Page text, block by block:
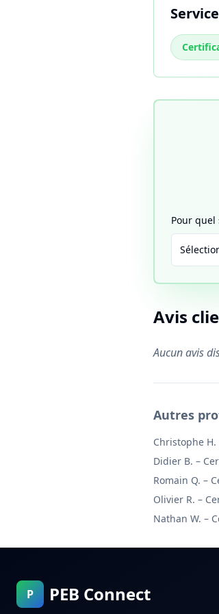
Pour quel
Avis
Aucun avis
Autres
Christophe H.
Didier B. –
Romain Q. –
Olivier R. –
Nathan W. –
P PEB Connect